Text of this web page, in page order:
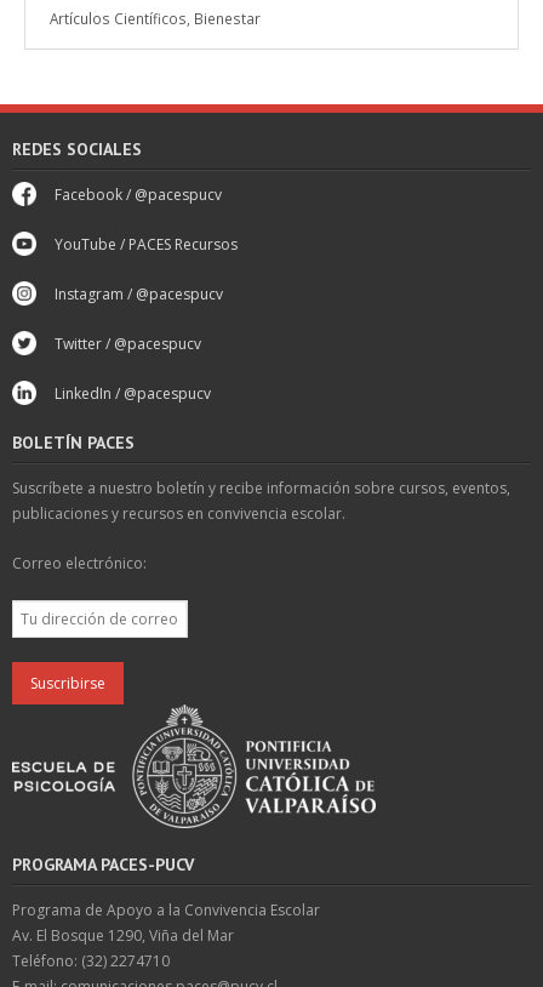
Artículos Científicos Bienestar
REDES SOCIALES
Facebook / @pacespucv
YouTube / PACES Recursos
Instagram / @pacespucv
Twitter / @pacespucv
LinkedIn / @pacespucv
BOLETÍN PACES
Suscríbete a nuestro boletín y recibe información sobre cursos, eventos,
publicaciones y recursos en convivencia escolar.
Correo electrónico:
PROGRAMA PACES-PUCV
Programa de Apoyo a la Convivencia Escolar
Av. El Bosque 1290, Viña del Mar
Teléfono: (32) 2274710